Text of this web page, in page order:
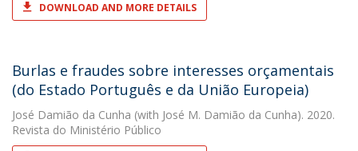
DOWNLOAD AND MORE DETAILS
Burlas e fraudes sobre interesses orçamentais
(do Estado Português e da União Europeia)
José Damião da Cunha (with José M. Damião da Cunha). 2020.
Revista do Ministério Público